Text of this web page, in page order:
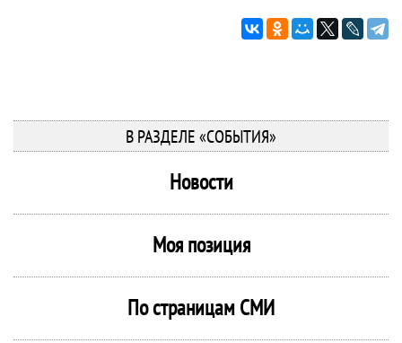
В РАЗДЕЛЕ «СОБЫТИЯ»
Новости
Моя позиция
По страницам СМИ